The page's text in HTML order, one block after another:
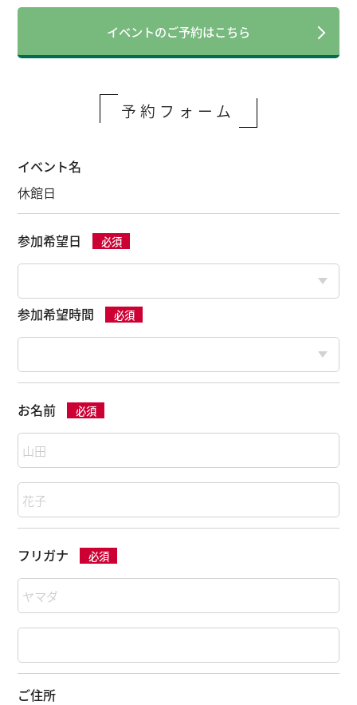
イベントのご予約はこちら
予約フォーム
イベント名
休館日
参加希望日 必須
参加希望時間 必須
お名前 必須
フリガナ 必須
ご住所